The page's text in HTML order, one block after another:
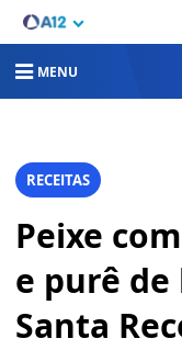
MENU
RECEITAS
Peixe
e purê
Santa